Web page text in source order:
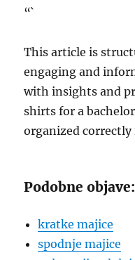
“`
This article is
engaging and
with insights and
shirts for a
organized
Podobne objave:
kratke majice
spodnje majice